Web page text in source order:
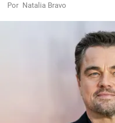
Por Natalia Bravo